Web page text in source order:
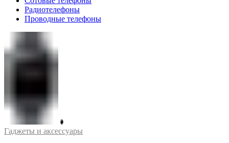
Радиотелефоны
Проводные телефоны
Гаджеты и аксессуары